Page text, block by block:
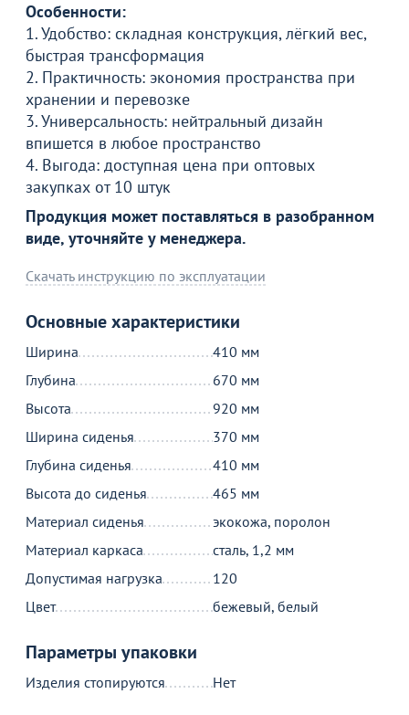
Особенности:
1. Удобство: складная конструкция, лёгкий вес,
быстрая трансформация
2. Практичность: экономия пространства при
хранении и перевозке
3. Универсальность: нейтральный дизайн
впишется в любое пространство
4. Выгода: доступная цена при оптовых
закупках от 10 штук
Продукция может поставляться в разобранном
виде, уточняйте у менеджера.
Скачать инструкцию по эксплуатации
Основные характеристики
Ширина
410 мм
Глубина
670 мм
Высота
920 мм
Ширина сиденья
370 мм
Глубина сиденья
410 мм
Высота до сиденья
465 мм
Материал сиденья
экокожа, поролон
Материал каркаса
сталь, 1,2 мм
Допустимая нагрузка
120
Цвет
бежевый, белый
Параметры упаковки
Изделия стопируются Нет